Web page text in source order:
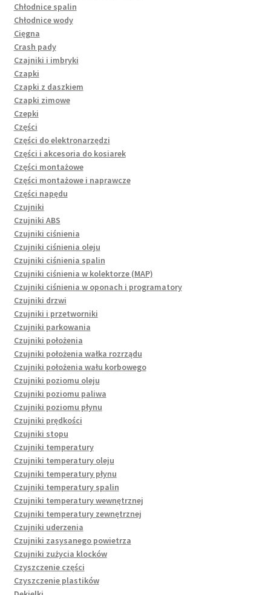
Chłodnice spalin
Chłodnice wody
Cięgna
Crash pady
Czajniki i imbryki
Czapki
Czapki z daszkiem
Czapki zimowe
Czepki
Części
Części do elektronarzędzi
Części i akcesoria do kosiarek
Części montażowe
Części montażowe i naprawcze
Części napędu
Czujniki
Czujniki ABS
Czujniki ciśnienia
Czujniki ciśnienia oleju
Czujniki ciśnienia spalin
Czujniki ciśnienia w kolektorze (MAP)
Czujniki ciśnienia w oponach i programatory
Czujniki drzwi
Czujniki i przetworniki
Czujniki parkowania
Czujniki położenia
Czujniki położenia wałka rozrządu
Czujniki położenia wału korbowego
Czujniki poziomu oleju
Czujniki poziomu paliwa
Czujniki poziomu płynu
Czujniki prędkości
Czujniki stopu
Czujniki temperatury
Czujniki temperatury oleju
Czujniki temperatury płynu
Czujniki temperatury spalin
Czujniki temperatury wewnętrznej
Czujniki temperatury zewnętrznej
Czujniki uderzenia
Czujniki zasysanego powietrza
Czujniki zużycia klocków
Czyszczenie części
Czyszczenie plastików